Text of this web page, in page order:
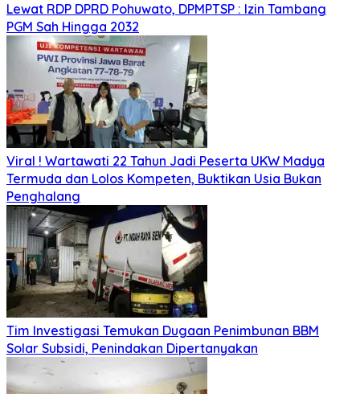
Lewat RDP DPRD Pohuwato, DPMPTSP : Izin Tambang
PGM Sah Hingga 2032
Viral ! Wartawati 22 Tahun Jadi Peserta UKW Madya
Termuda dan Lolos Kompeten, Buktikan Usia Bukan
Penghalang
Tim Investigasi Temukan Dugaan Penimbunan BBM
Solar Subsidi, Penindakan Dipertanyakan